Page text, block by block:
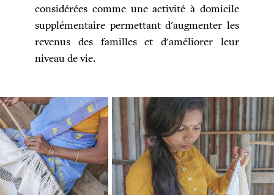
considérées comme une activité à domicile
supplémentaire permettant d'augmenter les
revenus des familles et d'améliorer leur
niveau de vie.